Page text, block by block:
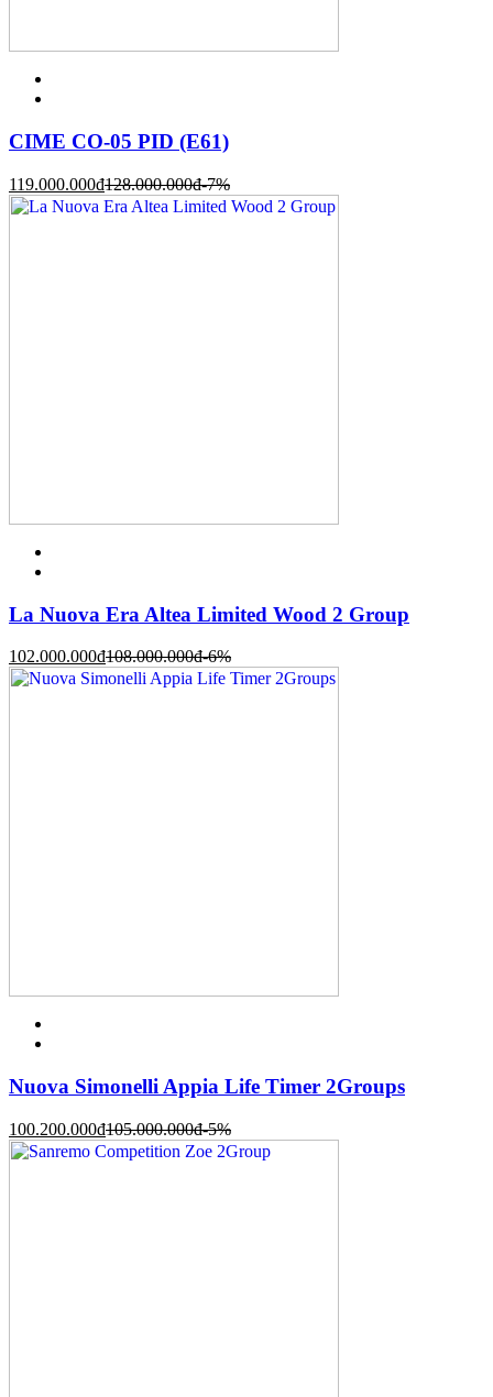
CIME CO-05 PID (E61)
119.000.000đ128.000.000đ-7%
La Nuova Era Altea Limited Wood 2 Group
102.000.000đ108.000.000đ-6%
Nuova Simonelli Appia Life Timer 2Groups
100.200.000đ105.000.000đ-5%